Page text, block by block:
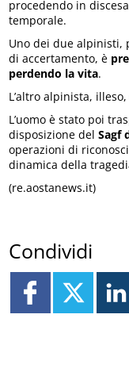
procedendo in
temporale.
Uno dei due alpinisti,
di accertamento, è
perdendo la vita.
L’altro alpinista,
L’uomo è stato poi
disposizione delSagf
operazioni di
dinamica della
(re.aostanews.it)
Condividi